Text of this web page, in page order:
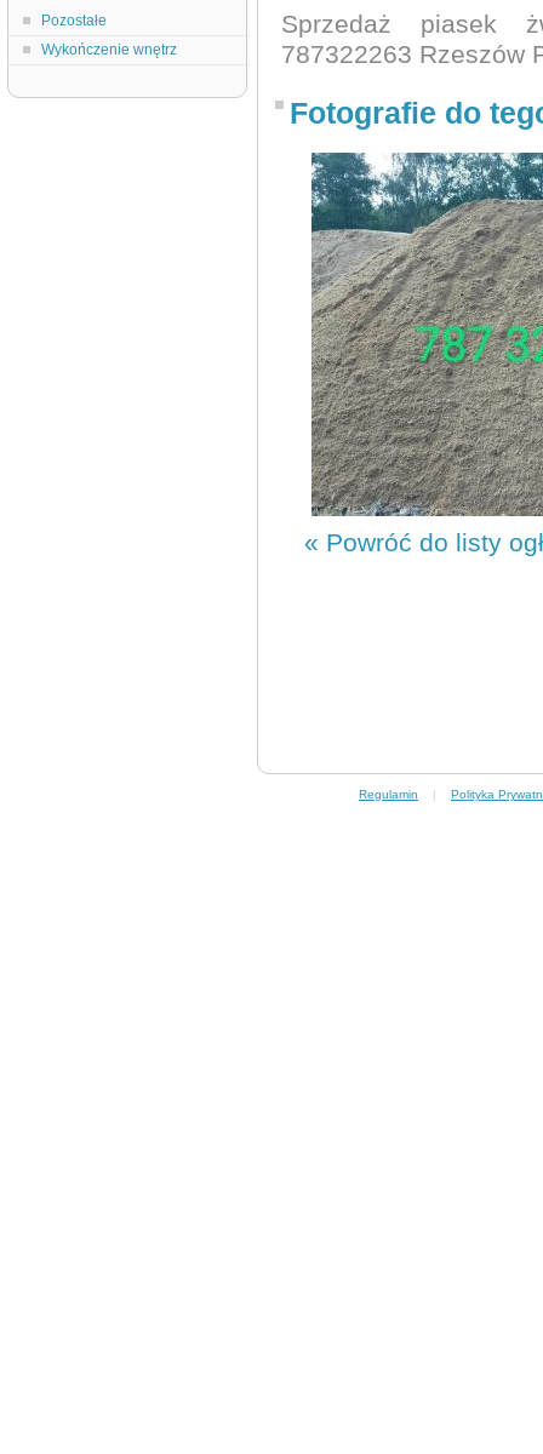
Pozostałe
Wykończenie wnętrz
Sprzedaż piasek
787322263 Rzeszów
Fotografie do
« Powróć do listy
Regulamin | Polityka